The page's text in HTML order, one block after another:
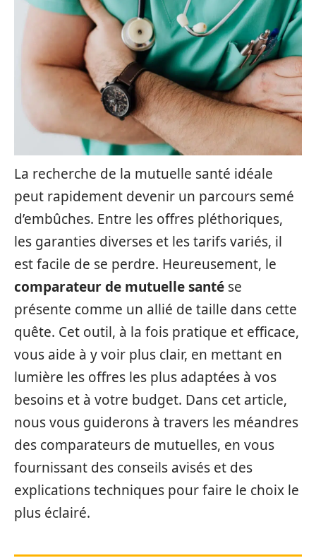
La recherche de la mutuelle santé idéale
peut rapidement devenir un parcours semé
d’embûches. Entre les offres pléthoriques,
les garanties diverses et les tarifs variés, il
est facile de se perdre. Heureusement, le
comparateur de mutuelle santé se
présente comme un allié de taille dans cette
quête. Cet outil, à la fois pratique et efficace,
vous aide à y voir plus clair, en mettant en
lumière les offres les plus adaptées à vos
besoins et à votre budget. Dans cet article,
nous vous guiderons à travers les méandres
des comparateurs de mutuelles, en vous
fournissant des conseils avisés et des
explications techniques pour faire le choix le
plus éclairé.